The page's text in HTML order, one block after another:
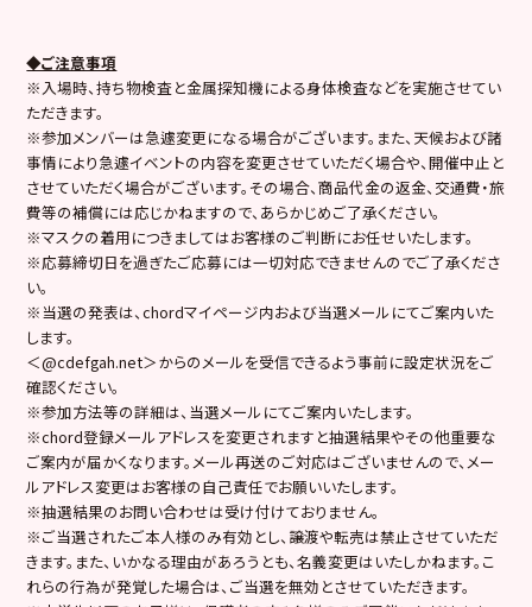
◆ご注意事項
※入場時、持ち物検査と金属探知機による身体検査などを実施させてい
ただきます。
※参加メンバーは急遽変更になる場合がございます。また、天候および諸
事情により急遽イベントの内容を変更させていただく場合や、開催中止と
させていただく場合がございます。その場合、商品代金の返金、交通費・旅
費等の補償には応じかねますので、あらかじめご了承ください。
※マスクの着用につきましてはお客様のご判断にお任せいたします。
※応募締切日を過ぎたご応募には一切対応できませんのでご了承くださ
い。
※当選の発表は、chordマイページ内および当選メールにてご案内いた
します。
＜@cdefgah.net＞からのメールを受信できるよう事前に設定状況をご
確認ください。
※参加方法等の詳細は、当選メールにてご案内いたします。
※chord登録メールアドレスを変更されますと抽選結果やその他重要な
ご案内が届かくなります。メール再送のご対応はございませんので、メー
ルアドレス変更はお客様の自己責任でお願いいたします。
※抽選結果のお問い合わせは受け付けておりません。
※ご当選されたご本人様のみ有効とし、譲渡や転売は禁止させていただ
きます。また、いかなる理由があろうとも、名義変更はいたしかねます。こ
れらの行為が発覚した場合は、ご当選を無効とさせていただきます。